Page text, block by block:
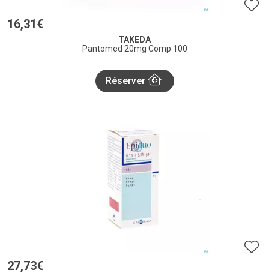
16,31 €
TAKEDA
Pantomed 20mg Comp 100
Réserver
27,73€